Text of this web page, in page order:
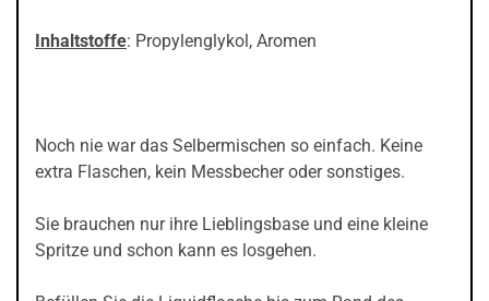
Inhaltstoffe: Propylenglykol, Aromen
Noch nie war das Selbermischen so einfach. Keine
extra Flaschen, kein Messbecher oder sonstiges.
Sie brauchen nur ihre Lieblingsbase und eine kleine
Spritze und schon kann es losgehen.